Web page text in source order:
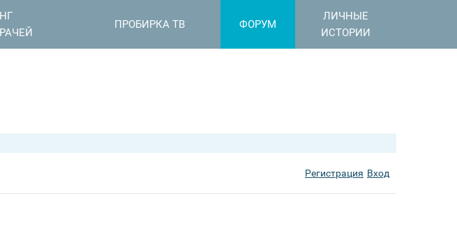
ПРОБИРКА ТВ ФОРУМ
ЛИЧНЫЕ
ИСТОРИИ
Регистрация Вход